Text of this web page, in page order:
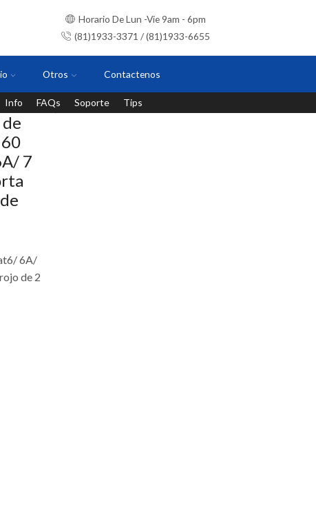
Horario De Lun -Vie 9am - 6pm
(81)1933-3371 / (81)1933-6655
Otros Contactenos
Info FAQs Soporte Tips
7
6A/
de 2